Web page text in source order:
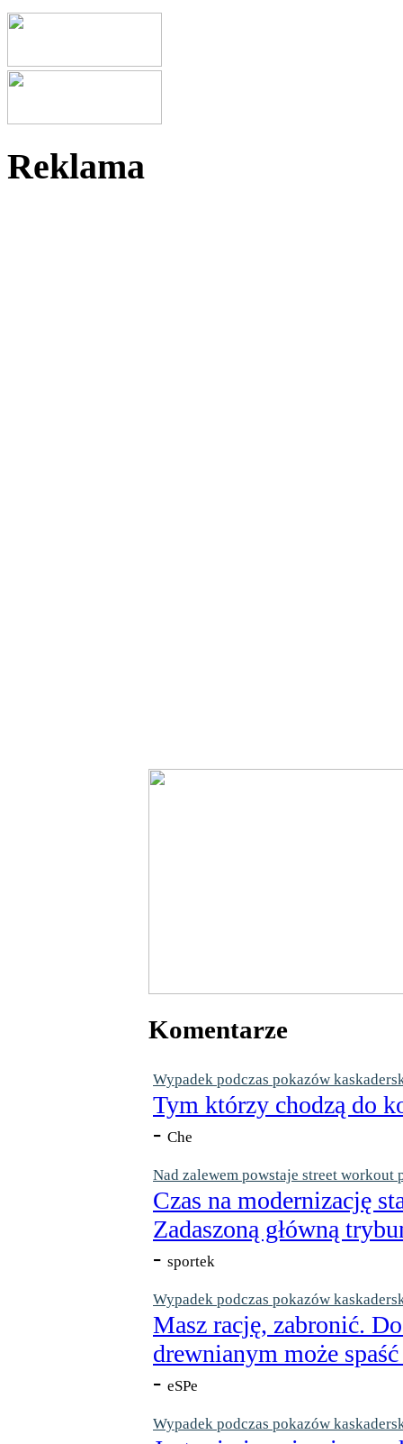
Reklama
Komentarze
Wypadek podczas pokazów
Tym którzy chodzą do
- Che
Nad zalewem powstaje street workout
Czas na modernizację
Zadaszoną główną
- sportek
Wypadek podczas pokazów
Masz rację, zabronić.
drewnianym może
- eSPe
Wypadek podczas pokazów